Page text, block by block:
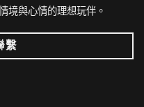
境與心情的理想玩伴。
繫